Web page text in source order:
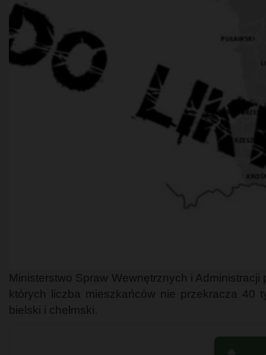
Ministerstwo Spraw Wewnętrznych i
których liczba mieszkańców nie przekracza 40
bielski i chełmski.